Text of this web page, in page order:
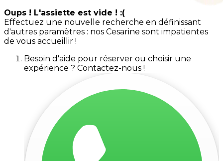
Oups ! L'assiette est vide ! :(
Effectuez une nouvelle recherche en définissant
d'autres paramètres : nos Cesarine sont impatientes
de vous accueillir !
Besoin d'aide pour réserver ou choisir une
expérience ? Contactez-nous !